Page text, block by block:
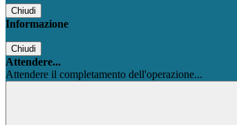
Chiudi
Informazione
Chiudi
Attendere...
Attendere il completamento dell'operazione...